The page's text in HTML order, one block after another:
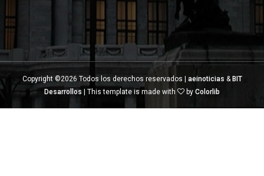
Copyright ©2026 Todos los derechos reservados | aeinoticias & BIT
Desarrollos | This template is made with by Colorlib